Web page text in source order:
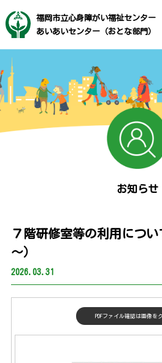
福岡市立心身障がい福祉センター
あいあいセンター（おとな部門）
TOPページ
主な事業内容
診療部門
自立訓練センター
自立訓練センター（身
自立訓練センター
高次脳機能障がい支
施設概要
アクセス
お知らせ
採用情報
福岡市社会福祉
音声読み上げ・文字・
Language
電話：092-721-
お知らせ
７階研修室等の利用につい
～）
2026.03.31
PDFファイル確認は画像を